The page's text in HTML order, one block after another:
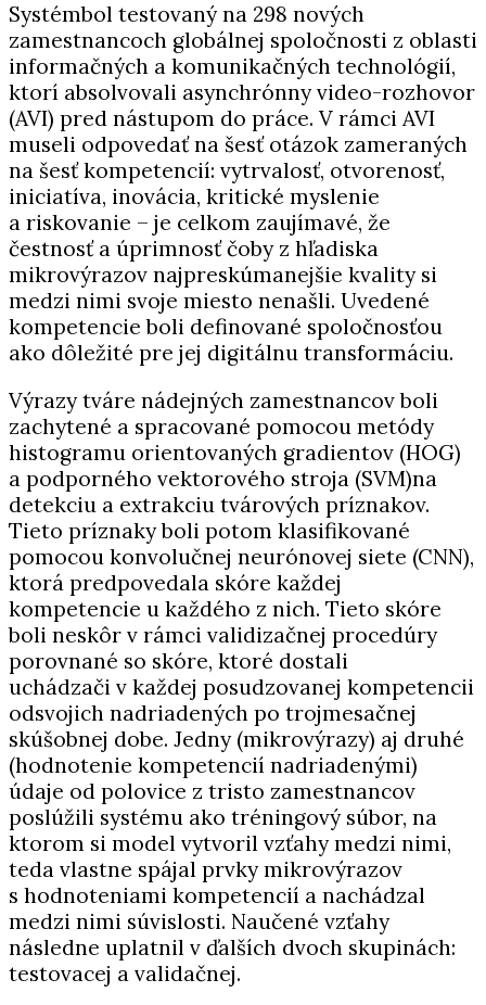
Systémbol testovaný na 298 nových
zamestnancoch globálnej spoločnosti z oblasti
informačných a komunikačných technológií,
ktorí absolvovali asynchrónny video-rozhovor
(AVI) pred nástupom do práce. V rámci AVI
museli odpovedať na šesť otázok zameraných
na šesť kompetencií: vytrvalosť, otvorenosť,
iniciatíva, inovácia, kritické myslenie
a riskovanie – je celkom zaujímavé, že
čestnosť a úprimnosť čoby z hľadiska
mikrovýrazov najpreskúmanejšie kvality si
medzi nimi svoje miesto nenašli. Uvedené
kompetencie boli definované spoločnosťou
ako dôležité pre jej digitálnu transformáciu.
Výrazy tváre nádejných zamestnancov boli
zachytené a spracované pomocou metódy
histogramu orientovaných gradientov (HOG)
a podporného vektorového stroja (SVM)na
detekciu a extrakciu tvárových príznakov.
Tieto príznaky boli potom klasifikované
pomocou konvolučnej neurónovej siete (CNN),
ktorá predpovedala skóre každej
kompetencie u každého z nich. Tieto skóre
boli neskôr v rámci validizačnej procedúry
porovnané so skóre, ktoré dostali
uchádzači v každej posudzovanej kompetencii
odsvojich nadriadených po trojmesačnej
skúšobnej dobe. Jedny (mikrovýrazy) aj druhé
(hodnotenie kompetencií nadriadenými)
údaje od polovice z tristo zamestnancov
poslúžili systému ako tréningový súbor, na
ktorom si model vytvoril vzťahy medzi nimi,
teda vlastne spájal prvky mikrovýrazov
s hodnoteniami kompetencií a nachádzal
medzi nimi súvislosti. Naučené vzťahy
následne uplatnil v ďalších dvoch skupinách:
testovacej a validačnej.